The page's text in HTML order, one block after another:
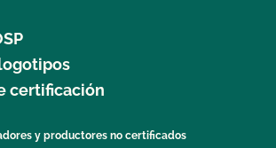
certificación
y productores no certificados